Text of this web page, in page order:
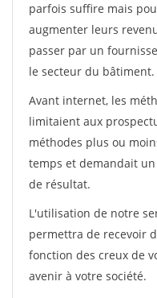
parfois suffire mais
augmenter leurs
passer par un
le secteur du bâtiment.
Avant internet, les
limitaient aux
méthodes plus ou
temps et demandait
de résultat.
L'utilisation de notre
permettra de recevoir
fonction des creux de
avenir à votre société.